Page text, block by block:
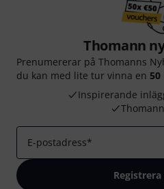
Thomann
Prenumererar på Thomanns
du kan med lite tur vinna en
Inspirerande
E-postadress*